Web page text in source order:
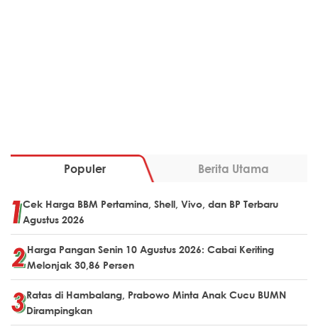
Populer Berita Utama
Cek Harga BBM Pertamina, Shell, Vivo, dan BP Terbaru
Agustus 2026
Harga Pangan Senin 10 Agustus 2026: Cabai Keriting
Melonjak 30,86 Persen
Ratas di Hambalang, Prabowo Minta Anak Cucu BUMN
Dirampingkan